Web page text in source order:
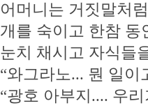
어머니는 거짓말처
개를 숙이고 한참 동
눈치 채시고 자식들
“와그라노... 뭔 일이
“광호 아부지.... 우